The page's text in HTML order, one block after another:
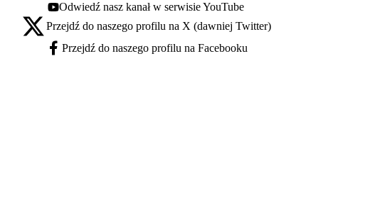
Youtube - otwiera się w nowej karcie
Odwiedź nasz kanał w serwisie YouTube
X - otwiera się w nowej karcie
Przejdź do naszego profilu na X (dawniej Twitter)
Facebook - otwiera się w nowej karcie
Przejdź do naszego profilu na Facebooku